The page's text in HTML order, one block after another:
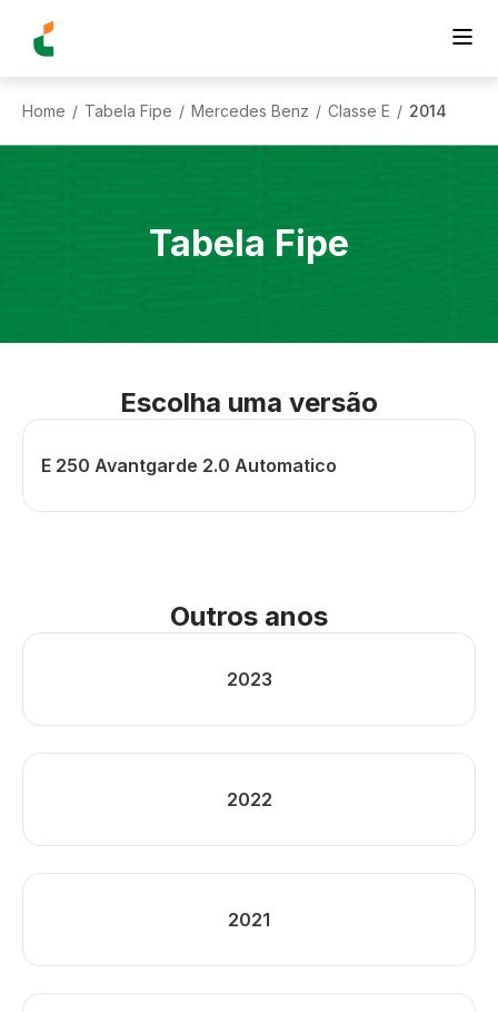
Home / Tabela Fipe / Mercedes Benz / Classe E / 2014
Tabela Fipe
Escolha uma versão
E 250 Avantgarde 2.0 Automatico
Outros anos
2023
2022
2021